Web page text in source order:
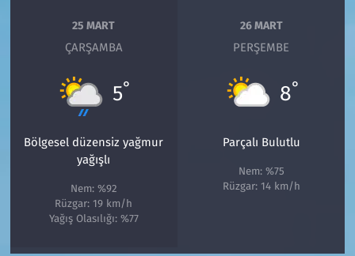
25 MART
ÇARŞAMBA
5°
Bölgesel düzensiz yağmur
yağışlı
Nem: %92
Rüzgar: 19 km/h
Yağış Olasılığı: %77
26 MART
PERŞEMBE
8°
Parçalı Bulutlu
Nem: %75
Rüzgar: 14 km/h